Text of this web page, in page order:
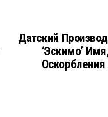
Датский
‘эскимо’